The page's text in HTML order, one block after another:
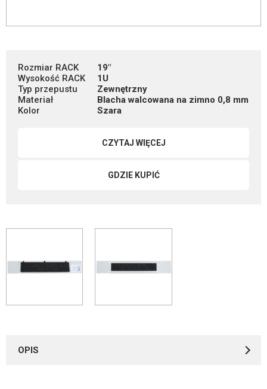
Rozmiar RACK
19"
Wysokość RACK
1U
Typ przepustu
Zewnętrzny
Materiał
Blacha walcowana na zimno 0,8 mm
Kolor
Szara
CZYTAJ WIĘCEJ
GDZIE KUPIĆ
OPIS